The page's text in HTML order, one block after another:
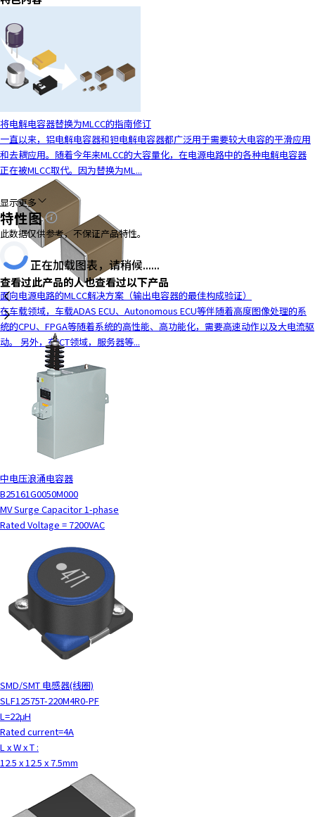
u
g
a
t
e
n
d
e
r
a
c
t
o
n
t
e
将电解电容器替换为MLCC的指南修订
一直以来，铝电解电容器和钽电解电容器都广泛用于需要较大电容的平滑应用
和去耦应用。随着今年来MLCC的大容量化，在电源电路中的各种电解电容器
正在被MLCC取代。因为替换为ML...
面向电源电路的MLCC解决方案（输出电容器的最佳构成验证）
在车载领域，车载ADAS ECU、Autonomous ECU等伴随着高度图像处理的系
统的CPU、FPGA等随着系统的高性能、高功能化，需要高速动作以及大电流驱
动。 另外，在ICT领域，服务器等...
显示更多
特性图
此数据仅供参考，不保证产品特性。
正在加载图表，请稍候......
查看过此产品的人也查看过以下产品
中电压浪涌电容器
B25161G0050M000
MV Surge Capacitor 1-phase
Rated Voltage = 7200VAC
SMD/SMT 电感器(线圈)
SLF12575T-220M4R0-PF
L=22μH
Rated current=4A
L x W x T :
12.5 x 12.5 x 7.5mm